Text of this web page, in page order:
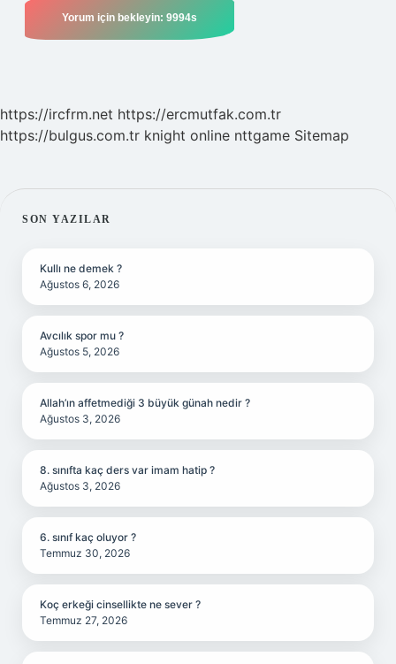
https://ircfrm.net https://ercmutfak.com.tr
https://bulgus.com.tr knight online nttgame Sitemap
SIDEBAR
SON YAZILAR
Kullı ne demek ?
Ağustos 6, 2026
Avcılık spor mu ?
Ağustos 5, 2026
Allah’ın affetmediği 3 büyük günah nedir ?
Ağustos 3, 2026
8. sınıfta kaç ders var imam hatip ?
Ağustos 3, 2026
6. sınıf kaç oluyor ?
Temmuz 30, 2026
Koç erkeği cinsellikte ne sever ?
Temmuz 27, 2026